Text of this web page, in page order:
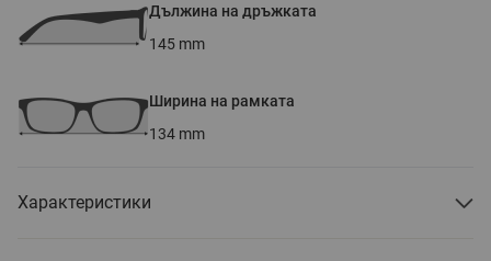
Дължина на дръжката
145 mm
Ширина на рамката
134 mm
Характеристики